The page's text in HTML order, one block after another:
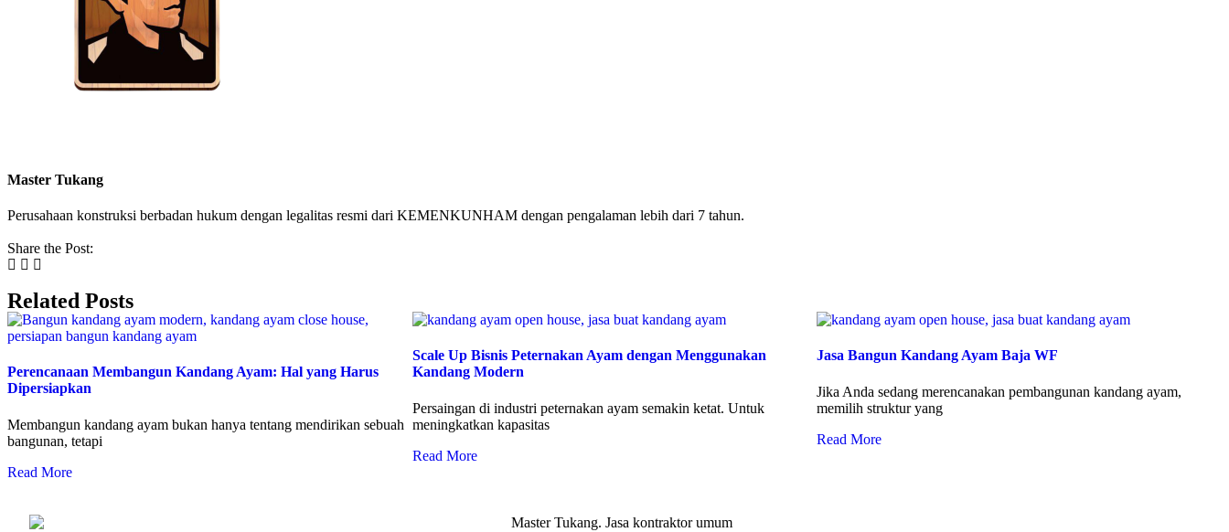
Master Tukang
Perusahaan konstruksi berbadan hukum dengan legalitas resmi dari KEMENKUNHAM dengan pengalaman lebih dari 7 tahun.
Share the Post:
Related Posts
Perencanaan Membangun Kandang Ayam: Hal yang Harus
Dipersiapkan
Membangun kandang ayam bukan hanya tentang mendirikan sebuah
bangunan, tetapi
Read More
Scale Up Bisnis Peternakan Ayam dengan Menggunakan
Kandang Modern
Persaingan di industri peternakan ayam semakin ketat. Untuk
meningkatkan kapasitas
Read More
Jasa Bangun Kandang Ayam Baja WF
Jika Anda sedang merencanakan pembangunan kandang ayam,
memilih struktur yang
Read More